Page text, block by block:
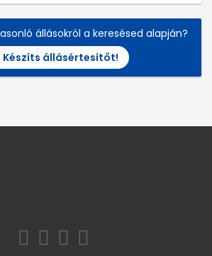
állásokról a keresésed alapján?
Készíts állásértesítőt!